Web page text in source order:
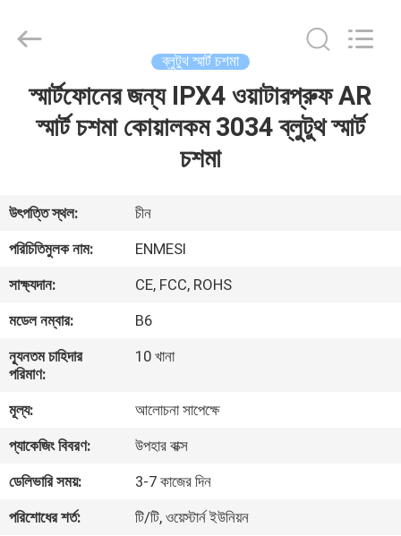
বাড়ি
আমাদের
সম্পর্কে
কারখানা
ভ্রমণ
নিয়ন্ত্রণ
খবর
Technology
Reserved.
ব্লুটুথ স্মার্ট চশমা
স্মার্টফোনের জন্য IPX4 ওয়াটারপ্রুফ AR
স্মার্ট চশমা কোয়ালকম 3034 ব্লুটুথ স্মার্ট
চশমা
উৎপত্তি স্থল:
চীন
পরিচিতিমুলক নাম:
ENMESI
সাক্ষ্যদান:
CE, FCC, ROHS
মডেল নম্বার:
B6
ন্যূনতম চাহিদার
পরিমাণ:
10 খানা
মূল্য:
আলোচনা সাপেক্ষে
প্যাকেজিং বিবরণ:
উপহার বাক্স
ডেলিভারি সময়:
3-7 কাজের দিন
পরিশোধের শর্ত:
টি/টি, ওয়েস্টার্ন ইউনিয়ন